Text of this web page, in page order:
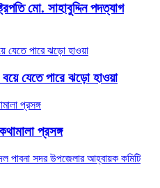
মো. সাহাবুদ্দিন পদত্যাগ
যেতে পারে ঝড়ো হাওয়া
প্রসঙ্গ